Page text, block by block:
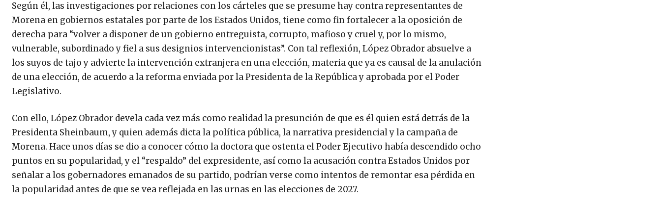
Según él, las investigaciones por relaciones con los cárteles que se presume hay contra representantes de
Morena en gobiernos estatales por parte de los Estados Unidos, tiene como fin fortalecer a la oposición de
derecha para “volver a disponer de un gobierno entreguista, corrupto, mafioso y cruel y, por lo mismo,
vulnerable, subordinado y fiel a sus designios intervencionistas”. Con tal reflexión, López Obrador absuelve a
los suyos de tajo y advierte la intervención extranjera en una elección, materia que ya es causal de la anulación
de una elección, de acuerdo a la reforma enviada por la Presidenta de la República y aprobada por el Poder
Legislativo.
Con ello, López Obrador devela cada vez más como realidad la presunción de que es él quien está detrás de la
Presidenta Sheinbaum, y quien además dicta la política pública, la narrativa presidencial y la campaña de
Morena. Hace unos días se dio a conocer cómo la doctora que ostenta el Poder Ejecutivo había descendido ocho
puntos en su popularidad, y el “respaldo” del expresidente, así como la acusación contra Estados Unidos por
señalar a los gobernadores emanados de su partido, podrían verse como intentos de remontar esa pérdida en
la popularidad antes de que se vea reflejada en las urnas en las elecciones de 2027.